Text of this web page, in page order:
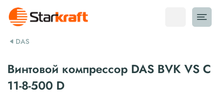
DAS
Винтовой компрессор DAS BVK VS C
11-8-500 D